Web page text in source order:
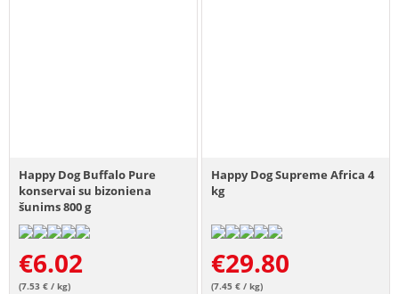
Happy Dog Buffalo Pure
konservai su bizoniena
šunims 800 g
€6.02
(7.53 € / kg)
Happy Dog Supreme Africa 4
kg
€29.80
(7.45 € / kg)